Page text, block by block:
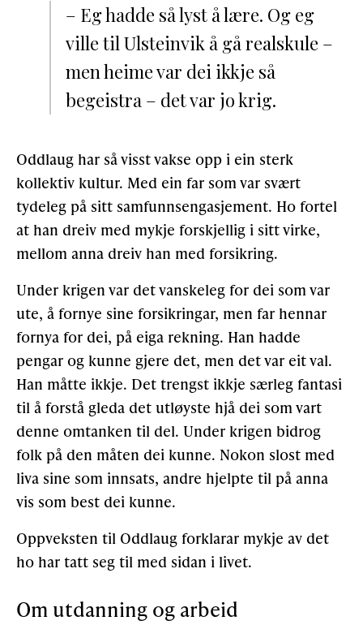
– Eg hadde så lyst å lære. Og eg
ville til Ulsteinvik å gå realskule –
men heime var dei ikkje så
begeistra – det var jo krig.
Oddlaug har så visst vakse opp i ein sterk
kollektiv kultur. Med ein far som var svært
tydeleg på sitt samfunnsengasjement. Ho fortel
at han dreiv med mykje forskjellig i sitt virke,
mellom anna dreiv han med forsikring.
Under krigen var det vanskeleg for dei som var
ute, å fornye sine forsikringar, men far hennar
fornya for dei, på eiga rekning. Han hadde
pengar og kunne gjere det, men det var eit val.
Han måtte ikkje. Det trengst ikkje særleg fantasi
til å forstå gleda det utløyste hjå dei som vart
denne omtanken til del. Under krigen bidrog
folk på den måten dei kunne. Nokon slost med
liva sine som innsats, andre hjelpte til på anna
vis som best dei kunne.
Oppveksten til Oddlaug forklarar mykje av det
ho har tatt seg til med sidan i livet.
Om utdanning og arbeid